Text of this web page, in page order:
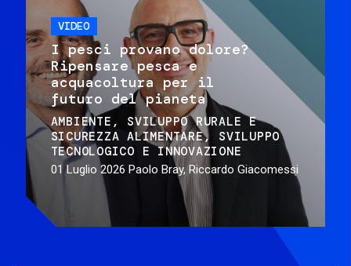
VIDEO
I pesci provano dolore?
Ripensare pesca e
acquacoltura per il
futuro del pianeta
AMBIENTE
SVILUPPO RURALE E
SICUREZZA ALIMENTARE
SVILUPPO
TECNOLOGICO E INNOVAZIONE
01 Luglio 2026 Paolo Bray, Riccardo Giacomessi